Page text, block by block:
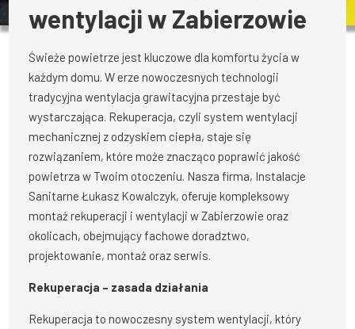
wentylacji w Zabierzowie
Świeże powietrze jest kluczowe dla komfortu życia w
każdym domu. W erze nowoczesnych technologii
tradycyjna wentylacja grawitacyjna przestaje być
wystarczająca. Rekuperacja, czyli system wentylacji
mechanicznej z odzyskiem ciepła, staje się
rozwiązaniem, które może znacząco poprawić jakość
powietrza w Twoim otoczeniu. Nasza firma, Instalacje
Sanitarne Łukasz Kowalczyk, oferuje kompleksowy
montaż rekuperacji i wentylacji w Zabierzowie oraz
okolicach, obejmujący fachowe doradztwo,
projektowanie, montaż oraz serwis.
Rekuperacja – zasada działania
Rekuperacja to nowoczesny system wentylacji, który